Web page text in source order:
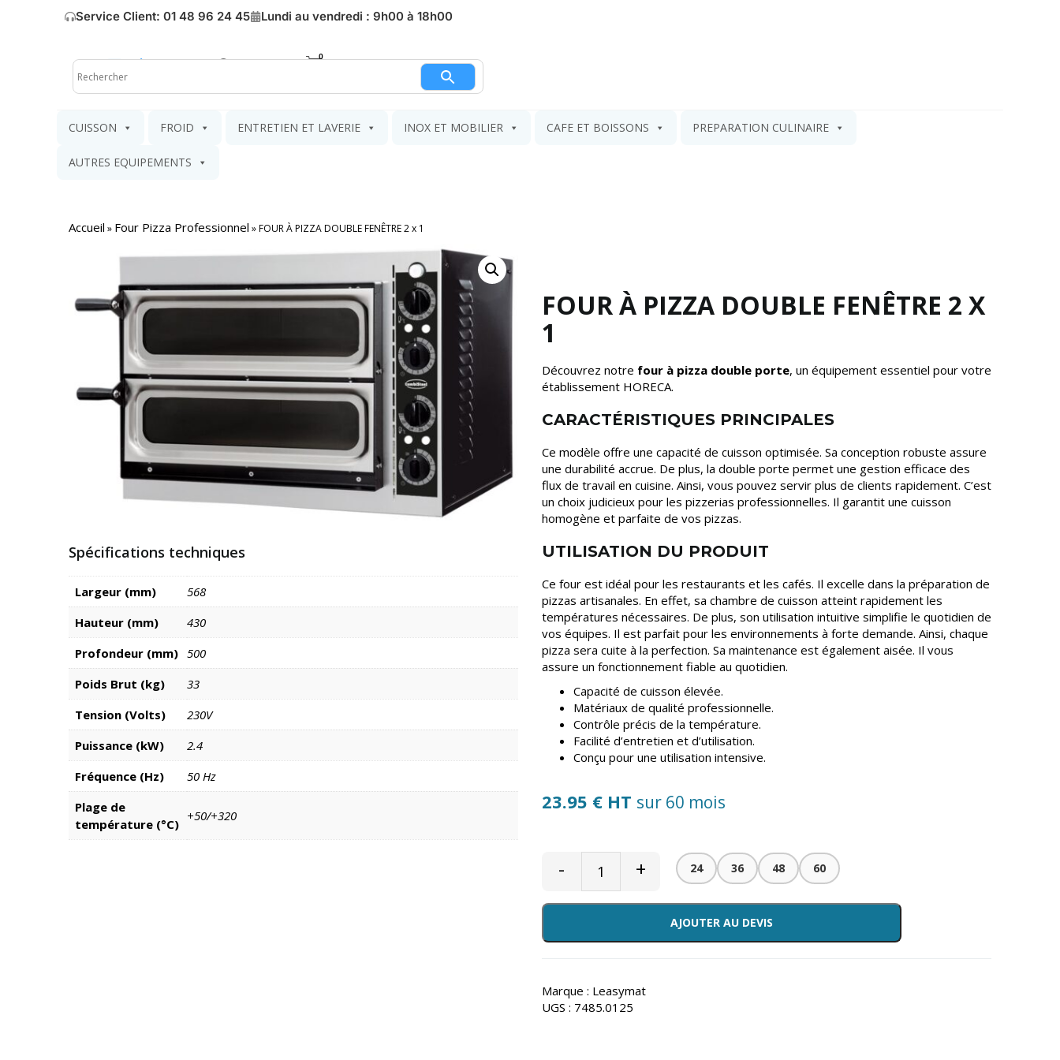
Service Client: 01 48 96 24 45 Lundi au vendredi : 9h00 à 18h00
Mon compte Mon panier
CUISSON FROID ENTRETIEN ET LAVERIE INOX ET MOBILIER CAFE ET BOISSONS PREPARATION CULINAIRE
AUTRES EQUIPEMENTS
Accueil » Four Pizza Professionnel »FOUR À PIZZA DOUBLE FENÊTRE 2 x 1
Spécifications techniques
Largeur (mm)
568
Hauteur (mm)
430
Profondeur (mm) 500
Poids Brut (kg)
33
Tension (Volts)
230V
Puissance (kW)
2.4
Fréquence (Hz)
50 Hz
Plage de
température (°C)
+50/+320
FOUR À PIZZA DOUBLE FENÊTRE 2 X
1
Découvrez notre four à pizza double porte, un équipement essentiel pour votre
établissement HORECA.
CARACTÉRISTIQUES PRINCIPALES
Ce modèle offre une capacité de cuisson optimisée. Sa conception robuste assure
une durabilité accrue. De plus, la double porte permet une gestion efficace des
flux de travail en cuisine. Ainsi, vous pouvez servir plus de clients rapidement. C’est
un choix judicieux pour les pizzerias professionnelles. Il garantit une cuisson
homogène et parfaite de vos pizzas.
UTILISATION DU PRODUIT
Ce four est idéal pour les restaurants et les cafés. Il excelle dans la préparation de
pizzas artisanales. En effet, sa chambre de cuisson atteint rapidement les
températures nécessaires. De plus, son utilisation intuitive simplifie le quotidien de
vos équipes. Il est parfait pour les environnements à forte demande. Ainsi, chaque
pizza sera cuite à la perfection. Sa maintenance est également aisée. Il vous
assure un fonctionnement fiable au quotidien.
Capacité de cuisson élevée.
Matériaux de qualité professionnelle.
Contrôle précis de la température.
Facilité d’entretien et d’utilisation.
Conçu pour une utilisation intensive.
23.95 € HT sur 60 mois
- + 24 36 48 60
AJOUTER AU DEVIS
Marque : Leasymat
UGS : 7485.0125